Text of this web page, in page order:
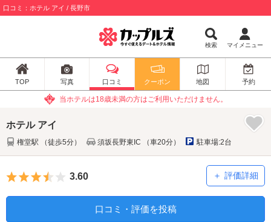
口コミ：ホテル アイ / 長野市
検索 マイメニュー
TOP 写真 口コミ クーポン 地図 予約
当ホテルは18歳未満の方はご利用いただけません。
ホテル アイ
権堂駅 （徒歩5分） 須坂長野東IC （車20分） 駐車場:2台
5つ星のうち3.5
3.60 評価詳細
口コミ・評価を投稿